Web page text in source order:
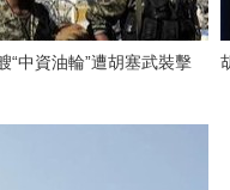
“中資油輪”遭胡塞武裝擊